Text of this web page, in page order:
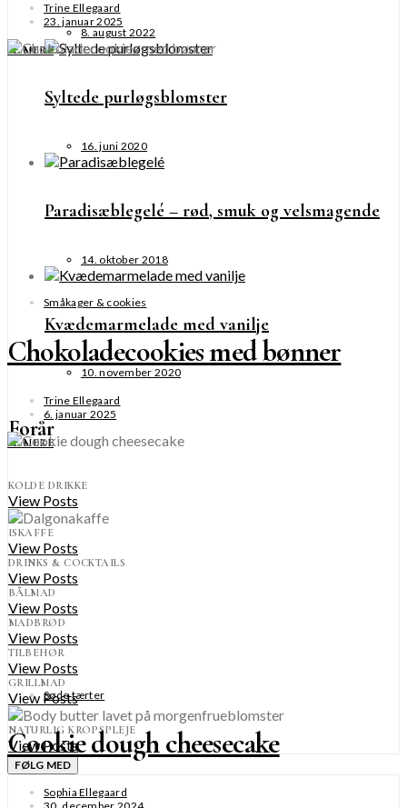
8. august 2022
Syltede purløgsblomster
16. juni 2020
Paradisæblegelé – rød, smuk og velsmagende
14. oktober 2018
Kvædemarmelade med vanilje
10. november 2020
Forår
KOLDE DRIKKE
View Posts
ISKAFFE
View Posts
DRINKS & COCKTAILS
View Posts
BÅLMAD
View Posts
MADBRØD
View Posts
TILBEHØR
View Posts
GRILLMAD
View Posts
NATURLIG KROPSPLEJE
View Posts
FØLG MED
Trine Ellegaard
23. januar 2025
SE MERE
Småkager & cookies
Chokoladecookies med bønner
Trine Ellegaard
6. januar 2025
SE MERE
Søde tærter
Cookie dough cheesecake
Sophia Ellegaard